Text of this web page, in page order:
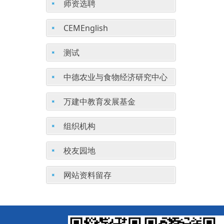
师资选聘
CEMEnglish
测试
中德农业与食物经济研究中心
万建中教育发展基金
组织机构
校友园地
网站资料留存